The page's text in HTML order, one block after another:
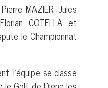
MAZIER, Jules
COTELLA et
le Championnat
l'équipe se classe